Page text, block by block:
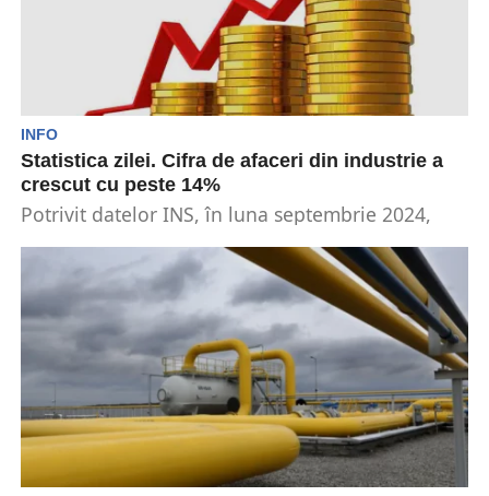
INFO
Statistica zilei. Cifra de afaceri din industrie a
crescut cu peste 14%
Potrivit datelor INS, în luna septembrie 2024,